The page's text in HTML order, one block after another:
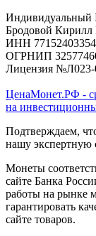
Индивидуальный
Бродовой Кирилл
ИНН
ОГРНИП
Лицензия №Л023-
ЦенаМонет.РФ -
на
Подтверждаем,
нашу экспертную
Монеты
сайте Банка
работы на рынке
гарантировать
сайте товаров.